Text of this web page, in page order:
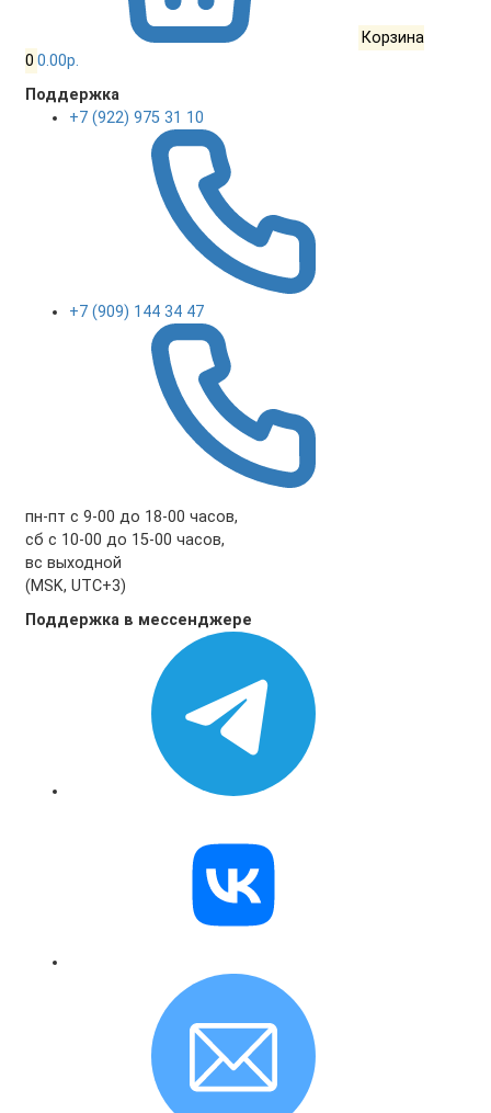
Корзина
0 0.00р.
Поддержка
+7 (922) 975 31 10
+7 (909) 144 34 47
пн-пт с 9-00 до 18-00 часов,
сб с 10-00 до 15-00 часов,
вс выходной
(MSK, UTC+3)
Поддержка в мессенджере